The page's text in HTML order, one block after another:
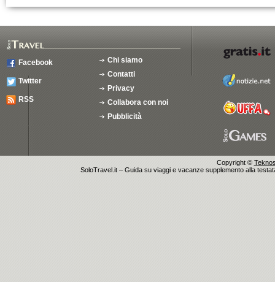
Facebook
Twitter
RSS
Chi siamo
Contatti
Privacy
Collabora con noi
Pubblicità
Copyright ©
SoloTravel.it – Guida su viaggi e vacanze supplemento alla